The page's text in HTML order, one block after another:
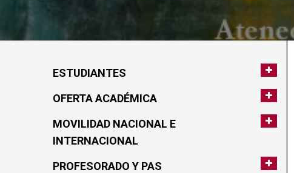
ESTUDIANTES
OFERTA ACADÉMICA
MOVILIDAD NACIONAL E
INTERNACIONAL
PROFESORADO Y PAS